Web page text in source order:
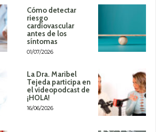
Cómo detectar
riesgo
cardiovascular
antes de los
síntomas
01/07/2026
La Dra. Maribel
Tejeda participa en
el videopodcast de
¡HOLA!
16/06/2026